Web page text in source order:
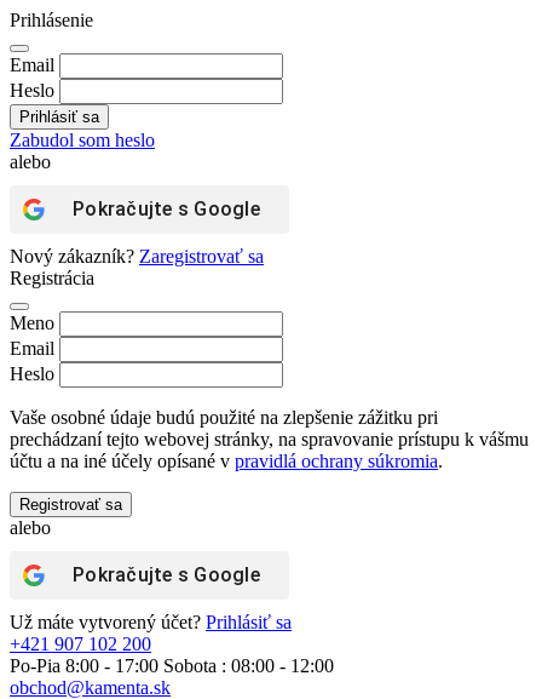
Prihlásenie
Email
Heslo
Zabudol som heslo
alebo
Pokračujte s Google
Nový zákazník? Zaregistrovať sa
Registrácia
Meno
Email
Heslo
Vaše osobné údaje budú použité na zlepšenie zážitku pri
prechádzaní tejto webovej stránky, na spravovanie prístupu k vášmu
účtu a na iné účely opísané v pravidlá ochrany súkromia.
Registrovať sa
alebo
Pokračujte s Google
Už máte vytvorený účet? Prihlásiť sa
+421 907 102 200
Po-Pia 8:00 - 17:00 Sobota : 08:00 - 12:00
obchod@kamenta.sk